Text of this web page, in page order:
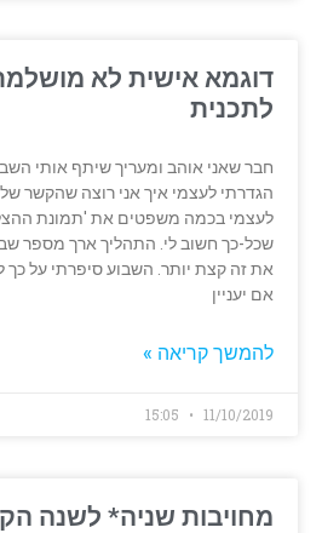
דוגמא אישית לא
לתכנית
חבר שאני אוהב ומעריך שיתף אותי
הגדרתי לעצמי איך אני רוצה שהקשר
לעצמי בכמה משפטים את 'תמונת
שכל-כך חשוב לי. התהליך ארך מספר
את זה קצת יותר. השבוע סיפרתי על כך
אם יעניין
להמשך קריאה »
11/10/2019
מחויבות שניה* לשנה